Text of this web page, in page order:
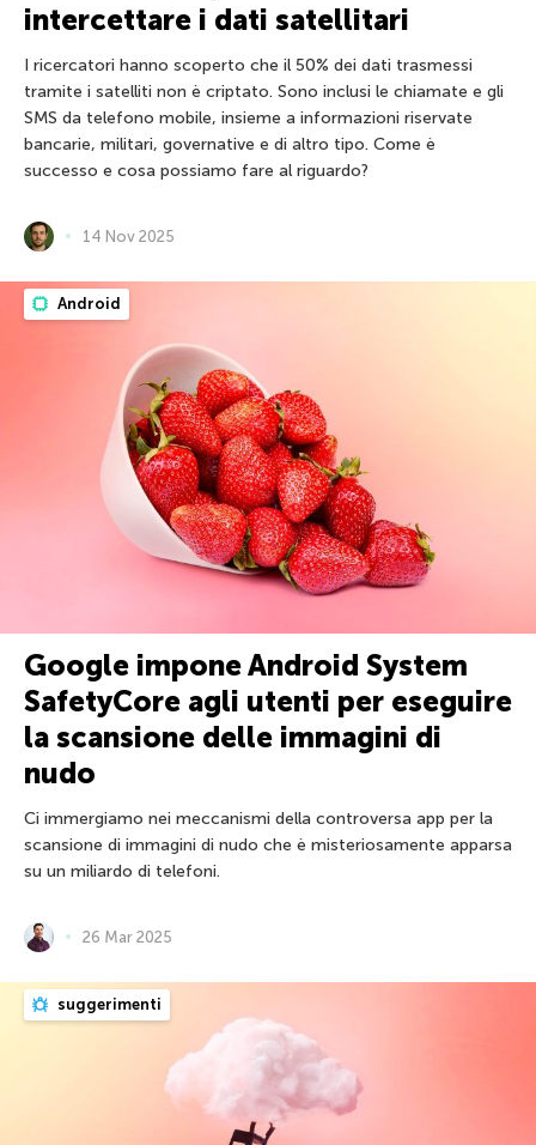
intercettare i dati satellitari
I ricercatori hanno scoperto che il 50% dei dati trasmessi
tramite i satelliti non è criptato. Sono inclusi le chiamate e gli
SMS da telefono mobile, insieme a informazioni riservate
bancarie, militari, governative e di altro tipo. Come è
successo e cosa possiamo fare al riguardo?
14 Nov 2025
Android
Google impone Android System
SafetyCore agli utenti per eseguire
la scansione delle immagini di
nudo
Ci immergiamo nei meccanismi della controversa app per la
scansione di immagini di nudo che è misteriosamente apparsa
su un miliardo di telefoni.
26 Mar 2025
suggerimenti